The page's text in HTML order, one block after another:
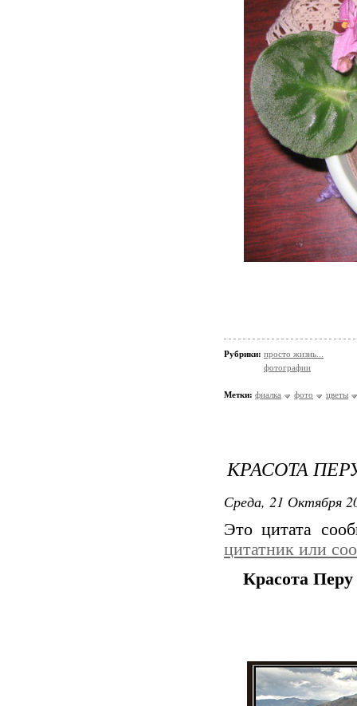
Рубрики: просто жизнь...
фотографии
Метки: фиалка фото цветы
КРАСОТА
Среда, 21 Октября
Это цитата
цитатник или
Красота Перу